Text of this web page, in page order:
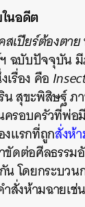
นอดีต
สเปียร์ต้องตาย
ฉบับปัจจุบัน
รื่อง คือ
สุขะพิสิษฐ์ ภ
รอบครัวที่พ่อ
งแรกที่ถูกสั่งห้
ขัดต่อศีลธรร
โดยกระบวน
สั่งห้ามฉายเช่